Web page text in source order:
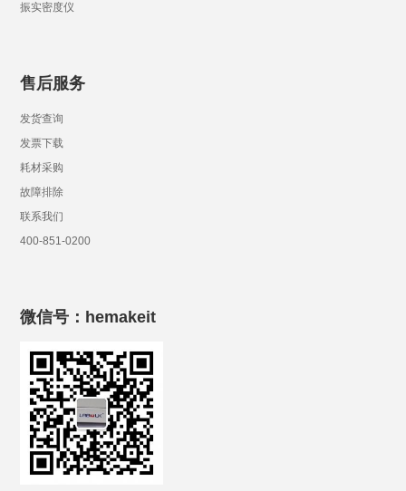
振实密度仪
售后服务
发货查询
发票下载
耗材采购
故障排除
联系我们
400-851-0200
微信号：hemakeit